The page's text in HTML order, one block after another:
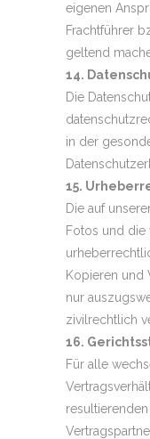
eigenen
Frachtführer
geltend
14.
Die
in der
15.
Die auf
Fotos und die
Kopieren und
nur
zivilrechtlich
16.
Für alle